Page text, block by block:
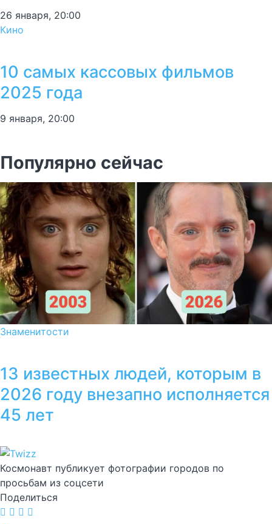
26 января, 20:00
Кино
10 самых кассовых фильмов
2025 года
9 января, 20:00
Популярно сейчас
Знаменитости
13 известных людей, которым в
2026 году внезапно исполняется
45 лет
Космонавт публикует фотографии городов по
просьбам из соцсети
Поделиться